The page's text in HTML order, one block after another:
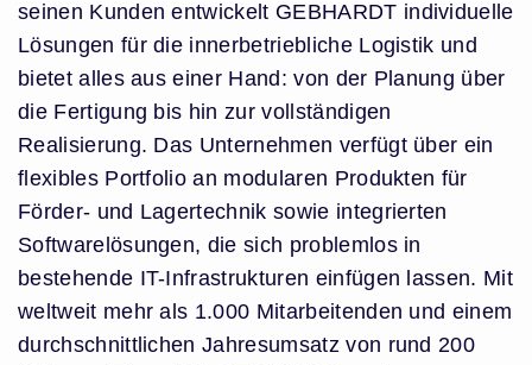
seinen Kunden entwickelt GEBHARDT individuelle
Lösungen für die innerbetriebliche Logistik und
bietet alles aus einer Hand: von der Planung über
die Fertigung bis hin zur vollständigen
Realisierung. Das Unternehmen verfügt über ein
flexibles Portfolio an modularen Produkten für
Förder- und Lagertechnik sowie integrierten
Softwarelösungen, die sich problemlos in
bestehende IT-Infrastrukturen einfügen lassen. Mit
weltweit mehr als 1.000 Mitarbeitenden und einem
durchschnittlichen Jahresumsatz von rund 200